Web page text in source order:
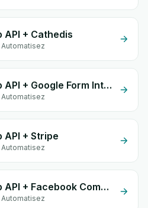
API + Cathedis
Whatsapp API + Google Form Integration
API + Stripe
Whatsapp API + Facebook Comments